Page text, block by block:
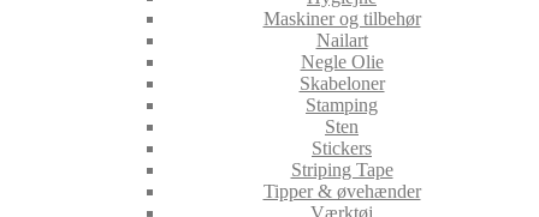
Maskiner og tilbehør
Nailart
Negle Olie
Skabeloner
Stamping
Sten
Stickers
Striping Tape
Tipper & øvehænder
Værktøj